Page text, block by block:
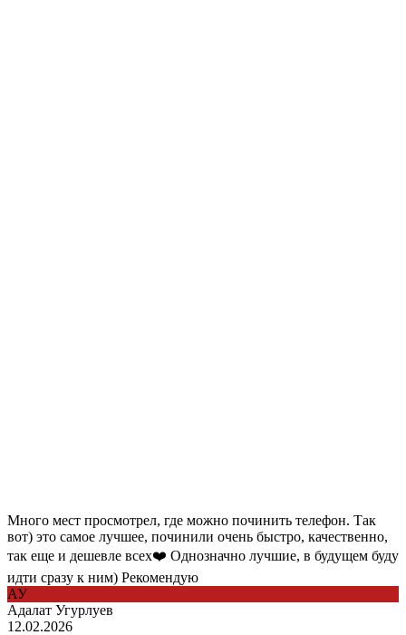
Много мест просмотрел, где можно починить телефон. Так
вот) это самое лучшее, починили очень быстро, качественно,
так еще и дешевле всех❤️ Однозначно лучшие, в будущем буду
идти сразу к ним) Рекомендую
АУ
Адалат Угурлуев
12.02.2026